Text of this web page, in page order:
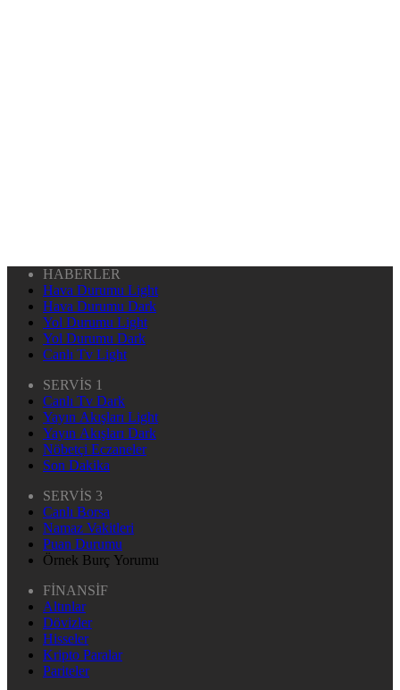
HABERLER
Hava Durumu Light
Hava Durumu Dark
Yol Durumu Light
Yol Durumu Dark
Canlı Tv Light
SERVİS 1
Canlı Tv Dark
Yayın Akışları Light
Yayın Akışları Dark
Nöbetçi Eczaneler
Son Dakika
SERVİS 3
Canlı Borsa
Namaz Vakitleri
Puan Durumu
Örnek Burç Yorumu
FİNANSİF
Altınlar
Dövizler
Hisseler
Kripto Paralar
Pariteler